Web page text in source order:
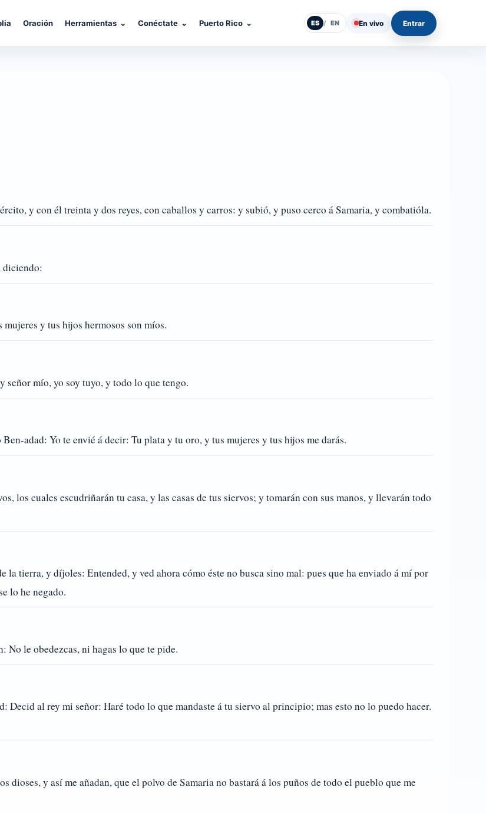
Oración Herramientas ⌄ Conéctate ⌄ Puerto Rico ⌄ ES / EN En vivo Entrar
y con él treinta y dos reyes, con caballos y carros: y subió, y puso cerco á Samaria, y combatióla.
diciendo:
y tus hijos hermosos son míos.
mío, yo soy tuyo, y todo lo que tengo.
adad: Yo te envié á decir: Tu plata y tu oro, y tus mujeres y tus hijos me darás.
los cuales escudriñarán tu casa, y las casas de tus siervos; y tomarán con sus manos, y llevarán todo
la tierra, y díjoles: Entended, y ved ahora cómo éste no busca sino mal: pues que ha enviado á mí por
lo he negado.
le obedezcas, ni hagas lo que te pide.
Decid al rey mi señor: Haré todo lo que mandaste á tu siervo al principio; mas esto no lo puedo hacer.
dioses, y así me añadan, que el polvo de Samaria no bastará á los puños de todo el pueblo que me